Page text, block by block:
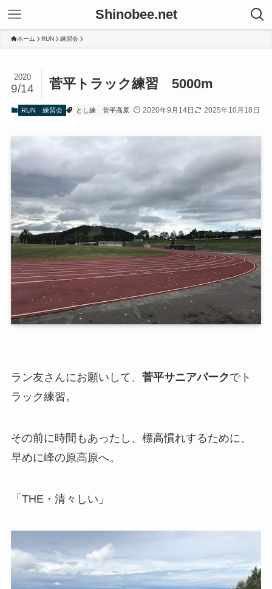
Shinobee.net
ホーム RUN 練習会
菅平トラック練習 5000m
2020
9/14
RUN 練習会 とし練 菅平高原 2020年9月14日 2025年10月18日
ラン友さんにお願いして、 菅平サニアパークでト
ラック練習。
その前に時間もあったし、標高慣れするために、
早めに峰の原高原へ。
「THE・清々しい」